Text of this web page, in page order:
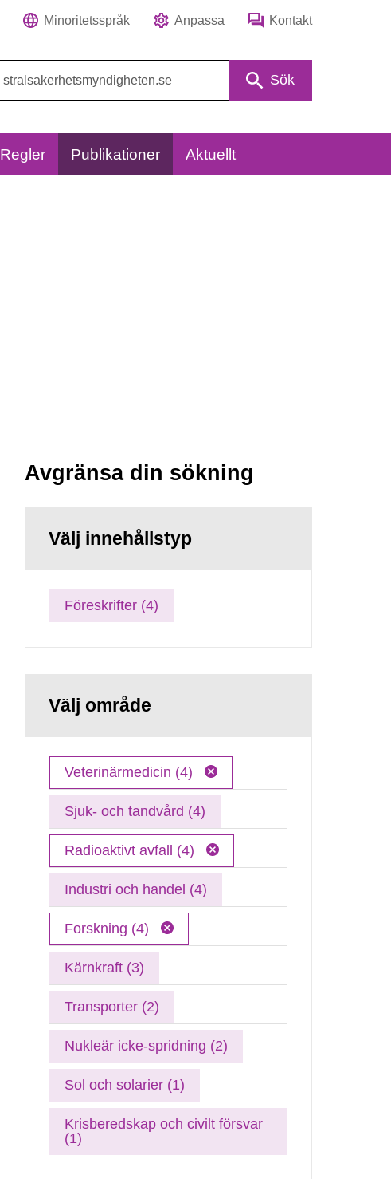
Minoritetsspråk Anpassa Kontakt
Sök
Regler Publikationer Aktuellt
Avgränsa din sökning
Välj innehållstyp
Föreskrifter (4)
Välj område
Veterinärmedicin (4)
Sjuk- och tandvård (4)
Radioaktivt avfall (4)
Industri och handel (4)
Forskning (4)
Kärnkraft (3)
Transporter (2)
Nukleär icke-spridning (2)
Sol och solarier (1)
Krisberedskap och civilt försvar
(1)